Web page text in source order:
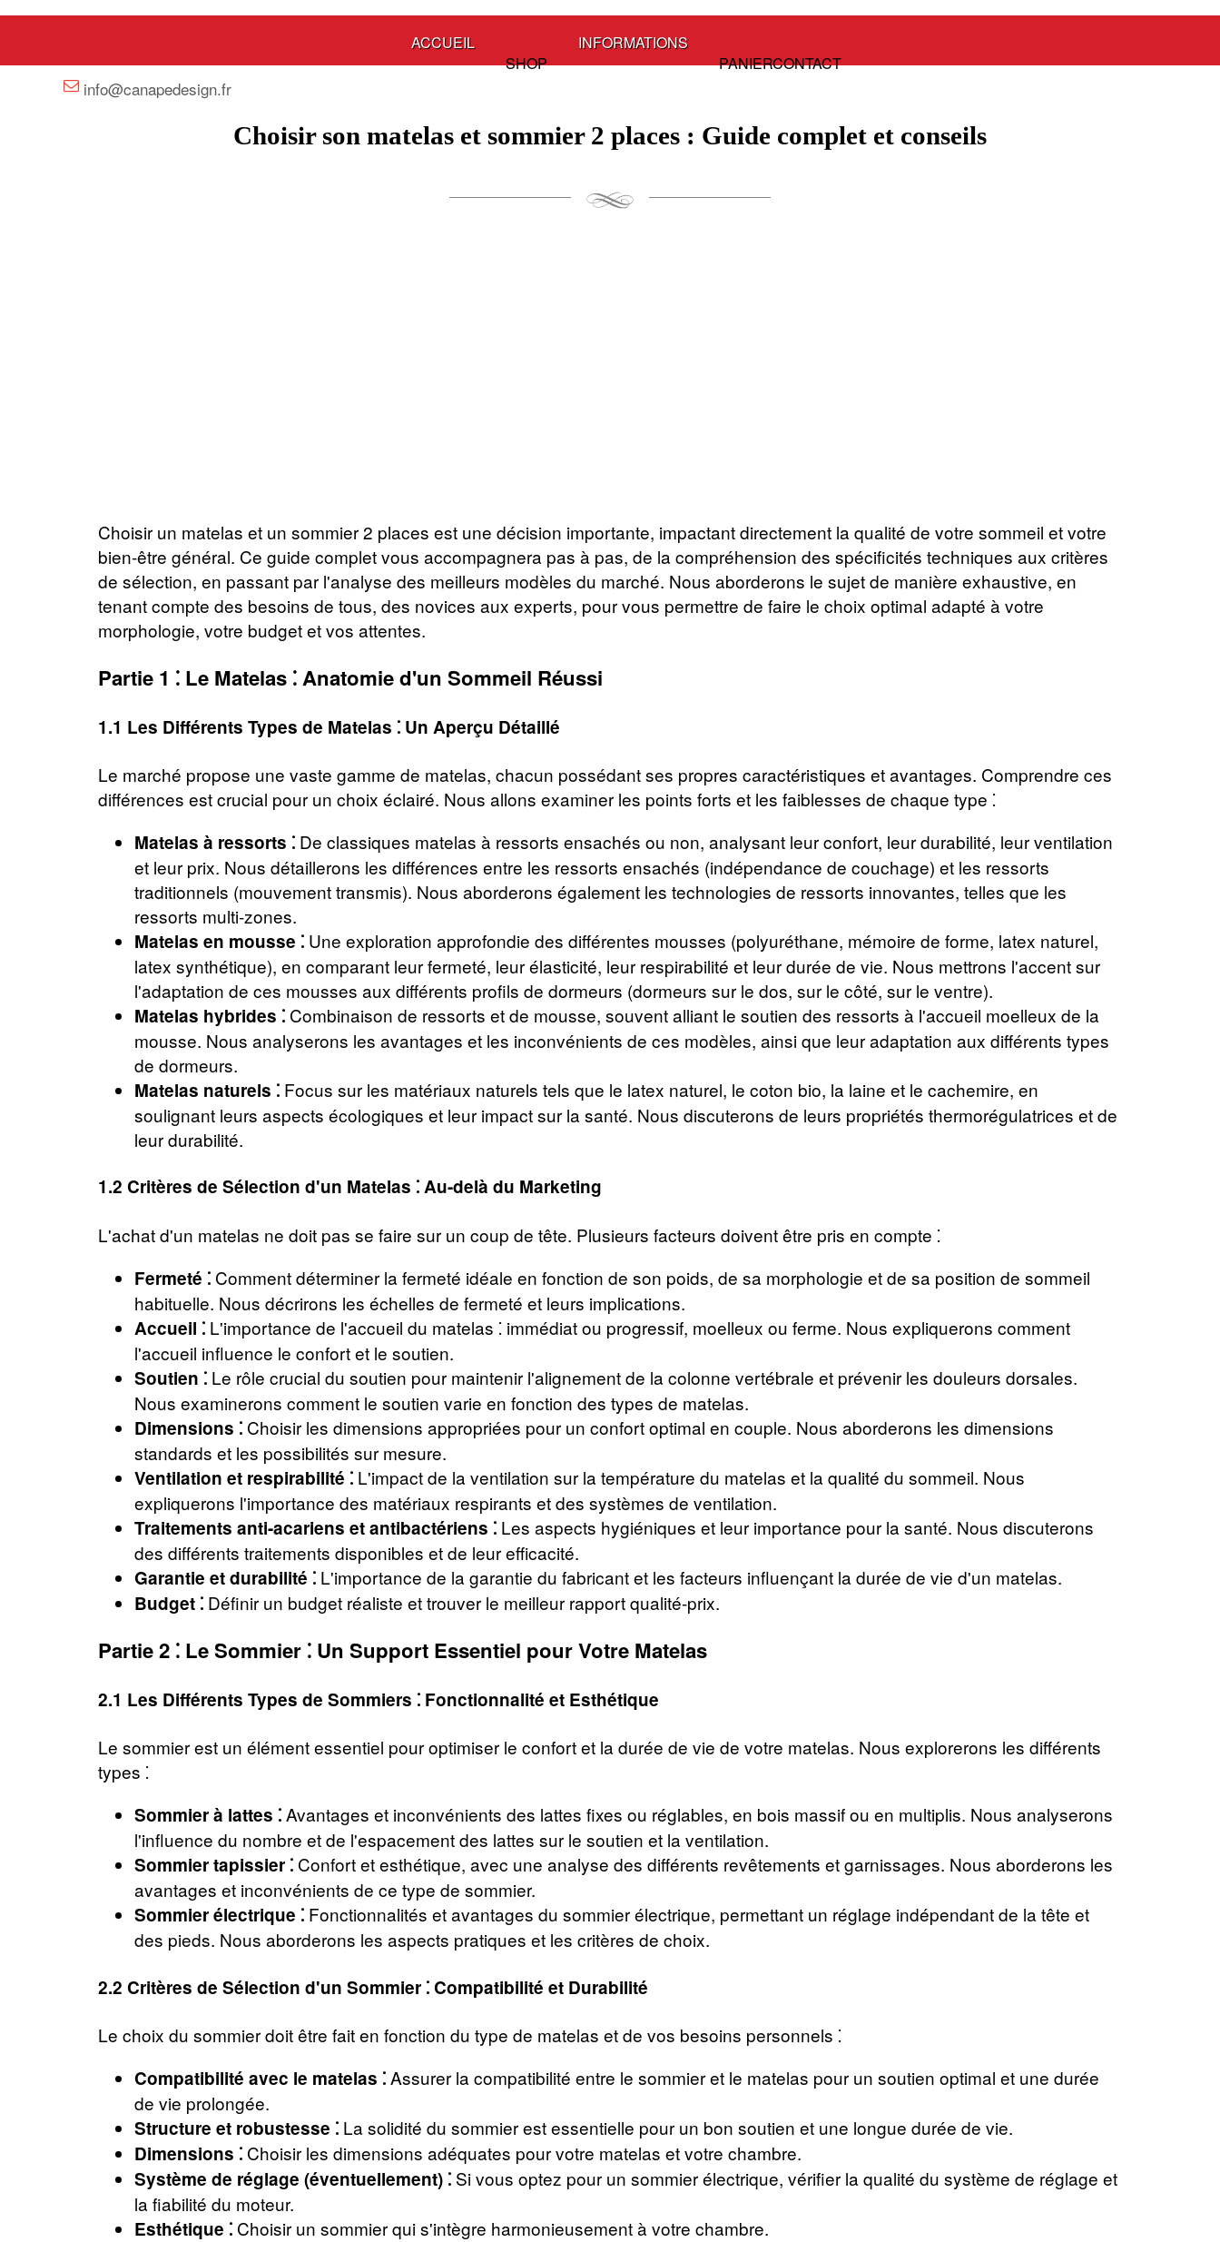
info@canapedesign.fr
ACCUEIL
SHOP
INFORMATIONS
PANIERCONTACT
Choisir son matelas et sommier 2 places : Guide complet et conseils
Choisir un matelas et un sommier 2 places est une décision importante, impactant directement la qualité de votre sommeil et votre
bien-être général. Ce guide complet vous accompagnera pas à pas, de la compréhension des spécificités techniques aux critères
de sélection, en passant par l'analyse des meilleurs modèles du marché. Nous aborderons le sujet de manière exhaustive, en
tenant compte des besoins de tous, des novices aux experts, pour vous permettre de faire le choix optimal adapté à votre
morphologie, votre budget et vos attentes.
Partie 1 ⁚ Le Matelas ⁚ Anatomie d'un Sommeil Réussi
1.1 Les Différents Types de Matelas ⁚ Un Aperçu Détaillé
Le marché propose une vaste gamme de matelas, chacun possédant ses propres caractéristiques et avantages. Comprendre ces
différences est crucial pour un choix éclairé. Nous allons examiner les points forts et les faiblesses de chaque type ⁚
Matelas à ressorts ⁚De classiques matelas à ressorts ensachés ou non, analysant leur confort, leur durabilité, leur ventilation
et leur prix. Nous détaillerons les différences entre les ressorts ensachés (indépendance de couchage) et les ressorts
traditionnels (mouvement transmis). Nous aborderons également les technologies de ressorts innovantes, telles que les
ressorts multi-zones.
Matelas en mousse ⁚Une exploration approfondie des différentes mousses (polyuréthane, mémoire de forme, latex naturel,
latex synthétique), en comparant leur fermeté, leur élasticité, leur respirabilité et leur durée de vie. Nous mettrons l'accent sur
l'adaptation de ces mousses aux différents profils de dormeurs (dormeurs sur le dos, sur le côté, sur le ventre).
Matelas hybrides ⁚Combinaison de ressorts et de mousse, souvent alliant le soutien des ressorts à l'accueil moelleux de la
mousse. Nous analyserons les avantages et les inconvénients de ces modèles, ainsi que leur adaptation aux différents types
de dormeurs.
Matelas naturels ⁚Focus sur les matériaux naturels tels que le latex naturel, le coton bio, la laine et le cachemire, en
soulignant leurs aspects écologiques et leur impact sur la santé. Nous discuterons de leurs propriétés thermorégulatrices et de
leur durabilité.
1.2 Critères de Sélection d'un Matelas ⁚ Au-delà du Marketing
L'achat d'un matelas ne doit pas se faire sur un coup de tête. Plusieurs facteurs doivent être pris en compte ⁚
Fermeté ⁚Comment déterminer la fermeté idéale en fonction de son poids, de sa morphologie et de sa position de sommeil
habituelle. Nous décrirons les échelles de fermeté et leurs implications.
Accueil ⁚L'importance de l'accueil du matelas ⁚ immédiat ou progressif, moelleux ou ferme. Nous expliquerons comment
l'accueil influence le confort et le soutien.
Soutien ⁚Le rôle crucial du soutien pour maintenir l'alignement de la colonne vertébrale et prévenir les douleurs dorsales.
Nous examinerons comment le soutien varie en fonction des types de matelas.
Dimensions ⁚Choisir les dimensions appropriées pour un confort optimal en couple. Nous aborderons les dimensions
standards et les possibilités sur mesure.
Ventilation et respirabilité ⁚L'impact de la ventilation sur la température du matelas et la qualité du sommeil. Nous
expliquerons l'importance des matériaux respirants et des systèmes de ventilation.
Traitements anti-acariens et antibactériens ⁚Les aspects hygiéniques et leur importance pour la santé. Nous discuterons
des différents traitements disponibles et de leur efficacité.
Garantie et durabilité ⁚L'importance de la garantie du fabricant et les facteurs influençant la durée de vie d'un matelas.
Budget ⁚Définir un budget réaliste et trouver le meilleur rapport qualité-prix.
Partie 2 ⁚ Le Sommier ⁚ Un Support Essentiel pour Votre Matelas
2.1 Les Différents Types de Sommiers ⁚ Fonctionnalité et Esthétique
Le sommier est un élément essentiel pour optimiser le confort et la durée de vie de votre matelas. Nous explorerons les différents
types ⁚
Sommier à lattes ⁚Avantages et inconvénients des lattes fixes ou réglables, en bois massif ou en multiplis. Nous analyserons
l'influence du nombre et de l'espacement des lattes sur le soutien et la ventilation.
Sommier tapissier ⁚Confort et esthétique, avec une analyse des différents revêtements et garnissages. Nous aborderons les
avantages et inconvénients de ce type de sommier.
Sommier électrique ⁚Fonctionnalités et avantages du sommier électrique, permettant un réglage indépendant de la tête et
des pieds. Nous aborderons les aspects pratiques et les critères de choix.
2.2 Critères de Sélection d'un Sommier ⁚ Compatibilité et Durabilité
Le choix du sommier doit être fait en fonction du type de matelas et de vos besoins personnels ⁚
Compatibilité avec le matelas ⁚Assurer la compatibilité entre le sommier et le matelas pour un soutien optimal et une durée
de vie prolongée.
Structure et robustesse ⁚La solidité du sommier est essentielle pour un bon soutien et une longue durée de vie.
Dimensions ⁚Choisir les dimensions adéquates pour votre matelas et votre chambre.
Système de réglage (éventuellement) ⁚Si vous optez pour un sommier électrique, vérifier la qualité du système de réglage et
la fiabilité du moteur.
Esthétique ⁚Choisir un sommier qui s'intègre harmonieusement à votre chambre.